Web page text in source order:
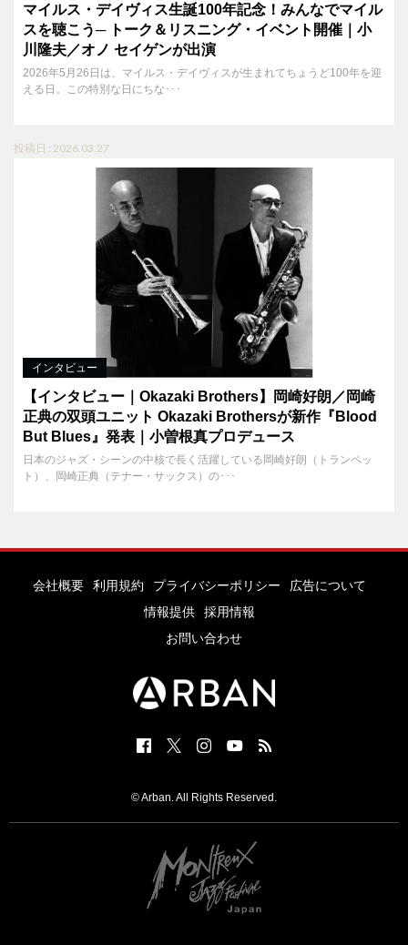
マイルス・デイヴィス生誕100年記念！みんなでマイル
スを聴こう─ トーク＆リスニング・イベント開催｜小
川隆夫／オノ セイゲンが出演
2026年5月26日は、マイルス・デイヴィスが生まれてちょうど100年を迎
える日。この特別な日にちな･･･
投稿日 : 2026.03.27
インタビュー
【インタビュー｜Okazaki Brothers】岡崎好朗／岡崎
正典の双頭ユニット Okazaki Brothersが新作『Blood
But Blues』発表｜小曽根真プロデュース
日本のジャズ・シーンの中核で長く活躍している岡崎好朗（トランペッ
ト）、岡崎正典（テナー・サックス）の･･･
会社概要 利用規約 プライバシーポリシー
広告について
情報提供
採用情報
お問い合わせ
© Arban. All Rights Reserved.